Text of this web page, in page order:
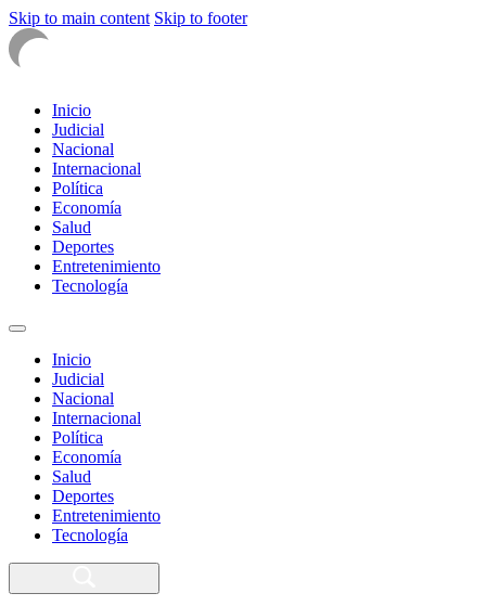
Skip to main content Skip to footer
Inicio
Judicial
Nacional
Internacional
Política
Economía
Salud
Deportes
Entretenimiento
Tecnología
Inicio
Judicial
Nacional
Internacional
Política
Economía
Salud
Deportes
Entretenimiento
Tecnología